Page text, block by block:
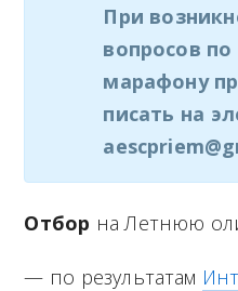
При
вопросов
марафону
писать на
Отбор на Летнюю
— по результатам